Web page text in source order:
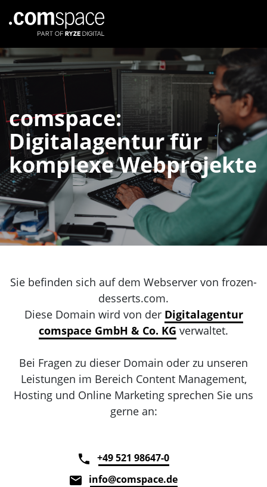
comspace:
Digitalagentur für
komplexe Webprojekte
Sie befinden sich auf dem Webserver von frozen-
desserts.com.
Diese Domain wird von der Digitalagentur
comspace GmbH & Co. KG verwaltet.
Bei Fragen zu dieser Domain oder zu unseren
Leistungen im Bereich Content Management,
Hosting und Online Marketing sprechen Sie uns
gerne an:
+49 521 98647-0
info@comspace.de